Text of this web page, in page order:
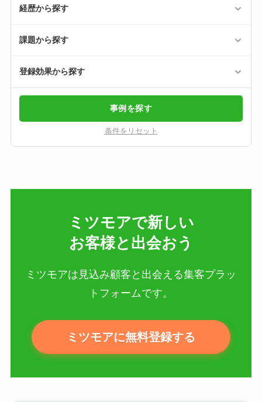
経歴から探す
課題から探す
登録効果から探す
事例を探す
条件をリセット
ミツモアで新しい​
お客様と出会おう
ミツモアは見込み顧客と出会える集客プラッ
トフォームです。
ミツモアに無料登録する